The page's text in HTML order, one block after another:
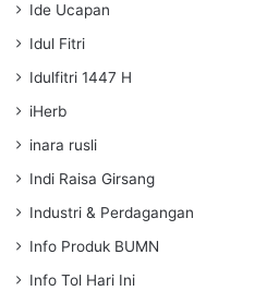
Ide Ucapan
Idul Fitri
Idulfitri 1447 H
iHerb
inara rusli
Indi Raisa Girsang
Industri & Perdagangan
Info Produk BUMN
Info Tol Hari Ini